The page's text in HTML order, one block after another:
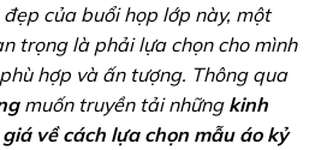
của buổi họp lớp này, một
trọng là phải lựa chọn cho mình
hợp và ấn tượng. Thông qua
muốn truyền tải những kinh
về cách lựa chọn mẫu áo kỷ